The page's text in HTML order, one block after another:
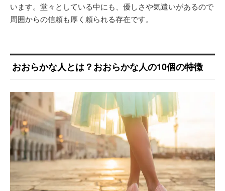
います。堂々としている中にも、優しさや気遣いがあるので
周囲からの信頼も厚く頼られる存在です。
おおらかな人とは？おおらかな人の10個の特徴